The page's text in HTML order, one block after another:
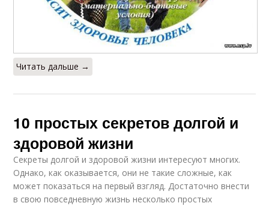
Читать дальше →
10 простых секретов долгой и
здоровой жизни
Секреты долгой и здоровой жизни интересуют многих.
Однако, как оказывается, они не такие сложные, как
может показаться на первый взгляд. Достаточно внести
в свою повседневную жизнь несколько простых